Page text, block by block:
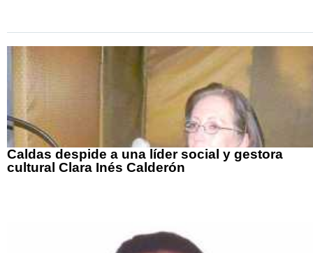
Caldas despide a una líder social y gestora
cultural Clara Inés Calderón